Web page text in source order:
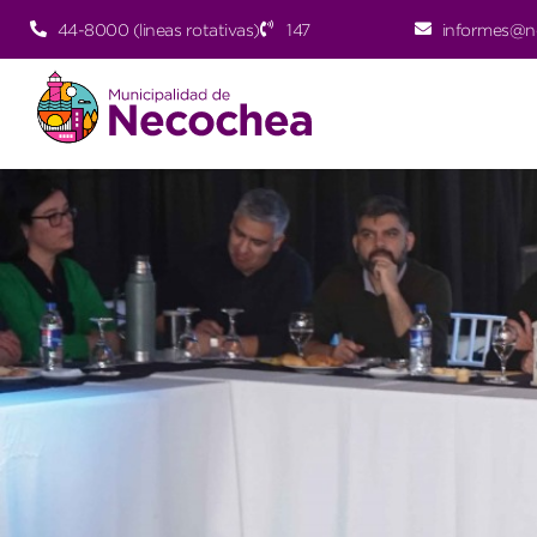
44-8000 (lineas rotativas) 147